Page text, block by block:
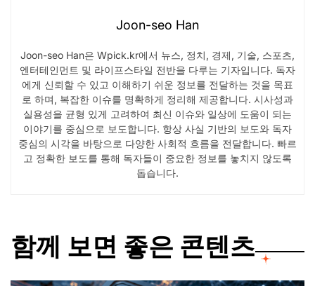
Joon-seo Han
Joon-seo Han은 Wpick.kr에서 뉴스, 정치, 경제, 기술, 스포츠,
엔터테인먼트 및 라이프스타일 전반을 다루는 기자입니다. 독자
에게 신뢰할 수 있고 이해하기 쉬운 정보를 전달하는 것을 목표
로 하며, 복잡한 이슈를 명확하게 정리해 제공합니다. 시사성과
실용성을 균형 있게 고려하여 최신 이슈와 일상에 도움이 되는
이야기를 중심으로 보도합니다. 항상 사실 기반의 보도와 독자
중심의 시각을 바탕으로 다양한 사회적 흐름을 전달합니다. 빠르
고 정확한 보도를 통해 독자들이 중요한 정보를 놓치지 않도록
돕습니다.
함께 보면 좋은 콘텐츠